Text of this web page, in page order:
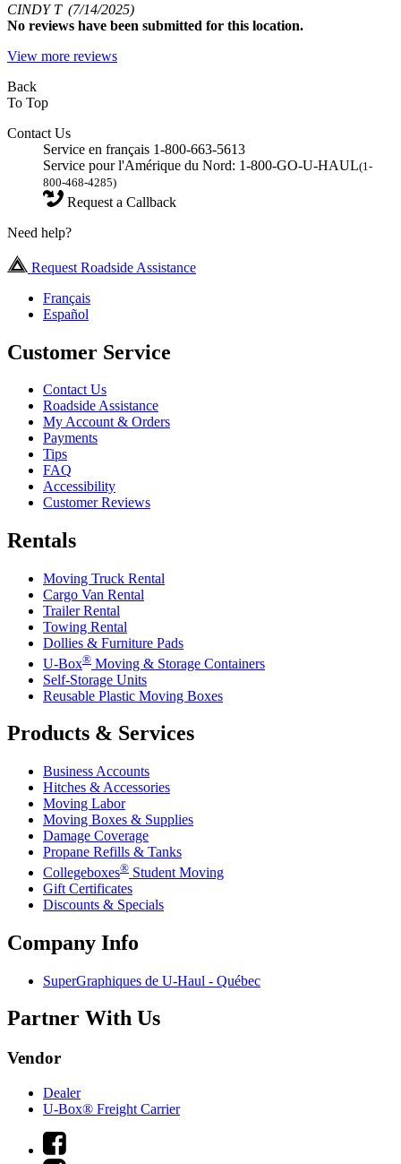
CINDY T (7/14/2025)
No reviews have been submitted for this location.
View more reviews
Back
To Top
Contact Us
Service en français 1-800-663-5613
Service pour l'Amérique du Nord: 1-800-GO-U-HAUL(1-
800-468-4285)
Request a Callback
Need help?
Request Roadside Assistance
Français
Español
Customer Service
Contact Us
Roadside Assistance
My Account & Orders
Payments
Tips
FAQ
Accessibility
Customer Reviews
Rentals
Moving Truck Rental
Cargo Van Rental
Trailer Rental
Towing Rental
Dollies & Furniture Pads
U-Box® Moving & Storage Containers
Self-Storage Units
Reusable Plastic Moving Boxes
Products & Services
Business Accounts
Hitches & Accessories
Moving Labor
Moving Boxes & Supplies
Damage Coverage
Propane Refills & Tanks
Collegeboxes® Student Moving
Gift Certificates
Discounts & Specials
Company Info
SuperGraphiques de U-Haul - Québec
Partner With Us
Vendor
Dealer
U-Box® Freight Carrier